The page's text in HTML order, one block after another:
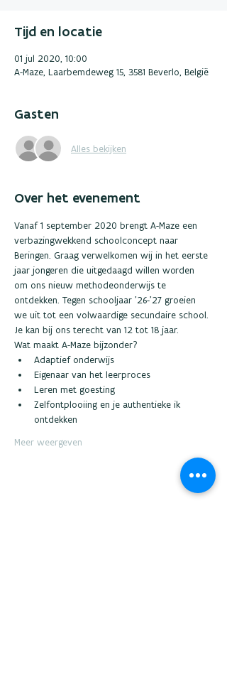
Tijd en locatie
01 jul 2020, 10:00
A-Maze, Laarbemdeweg 15, 3581 Beverlo, België
Gasten
Alles bekijken
Over het evenement
Vanaf 1 september 2020 brengt A-Maze een
verbazingwekkend schoolconcept naar
Beringen. Graag verwelkomen wij in het eerste
jaar jongeren die uitgedaagd willen worden
om ons nieuw methodeonderwijs te
ontdekken. Tegen schooljaar ’26-’27 groeien
we uit tot een volwaardige secundaire school.
Je kan bij ons terecht van 12 tot 18 jaar.
Wat maakt A-Maze bijzonder?
Adaptief onderwijs
Eigenaar van het leerproces
Leren met goesting
Zelfontplooiing en je authentieke ik
ontdekken
Meer weergeven